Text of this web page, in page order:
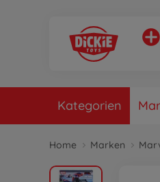
Kategorien
Home Marken